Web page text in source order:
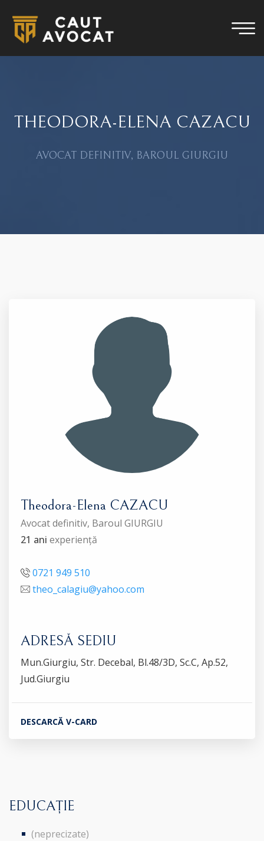
THEODORA-ELENA CAZACU
AVOCAT DEFINITIV, BAROUL GIURGIU
Theodora-Elena CAZACU
Avocat definitiv, Baroul GIURGIU
21 ani experiență
0721 949 510
theo_calagiu@yahoo.com
ADRESĂ SEDIU
Mun.Giurgiu, Str. Decebal, Bl.48/3D, Sc.C, Ap.52,
Jud.Giurgiu
DESCARCĂ V-CARD
EDUCAȚIE
(neprecizate)